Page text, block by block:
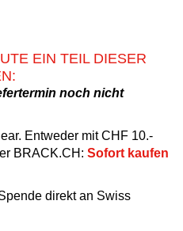
EIN TEIL DIESER
noch nicht
Entweder mit CHF 10.-
BRACK.CH: Sofort kaufen
direkt an Swiss